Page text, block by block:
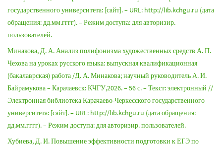
государственного университета: [сайт]. – URL: http://lib.kchgu.ru (дата
обращения: дд.мм.гггг). – Режим доступа: для авторизир.
пользователей.
Минакова, Д. А. Анализ полифонизма художественных средств А. П.
Чехова на уроках русского языка: выпускная квалификационная
(бакалаврская) работа /Д. А. Минакова; научный руководитель А. И.
Байрамукова – Карачаевск: КЧГУ,2026. – 56 с. – Текст: электронный //
Электронная библиотека Карачаево-Черкесского государственного
университета: [сайт]. – URL: http://lib.kchgu.ru (дата обращения:
дд.мм.гггг). – Режим доступа: для авторизир. пользователей.
Хубиева, Д. И. Повышение эффективности подготовки к ЕГЭ по